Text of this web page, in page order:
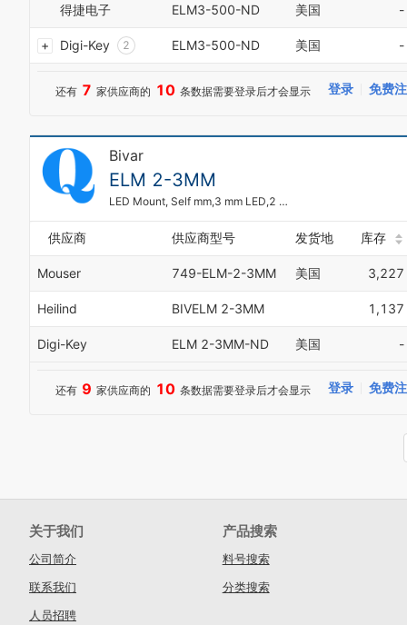
得捷电子 ELM3-500-ND 美国 -
Digi-Key
2
5
7
8
9
0
1
ELM3-500-ND 美国 -
还有 7 家供应商的 10 条数据需要登录后才会显示 登录 免费
Bivar
ELM 2-3MM
LED Mount, Self mm,3 mm LED,2 Retaining,Vertical,3 Lead,Rou
供应商 供应商型号 发货地 库存
Mouser 749-ELM-2-3MM 美国 3,227
Heilind BIVELM 2-3MM 1,137
Digi-Key ELM 2-3MM-ND 美国 -
还有 9 家供应商的 10 条数据需要登录后才会显示 登录 免费
关于我们
公司简介
联系我们
人员招聘
产品搜索
料号搜索
分类搜索